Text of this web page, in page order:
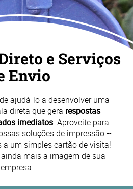
e Serviços
Envio
ajudá-lo a desenvolver uma
direta que gera respostas
imediatos. Aproveite para
soluções de impressão --
a um simples cartão de visita!
mais a imagem de sua
empresa...